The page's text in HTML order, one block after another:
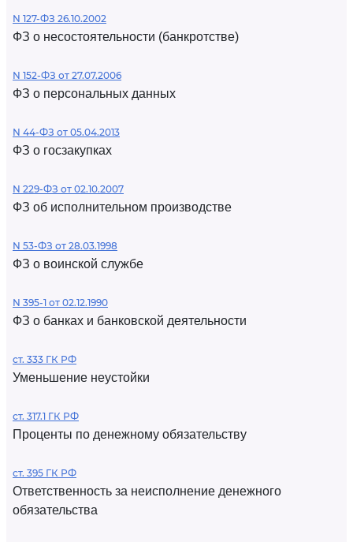
N 127-ФЗ 26.10.2002
ФЗ о несостоятельности (банкротстве)
N 152-ФЗ от 27.07.2006
ФЗ о персональных данных
N 44-ФЗ от 05.04.2013
ФЗ о госзакупках
N 229-ФЗ от 02.10.2007
ФЗ об исполнительном производстве
N 53-ФЗ от 28.03.1998
ФЗ о воинской службе
N 395-1 от 02.12.1990
ФЗ о банках и банковской деятельности
ст. 333 ГК РФ
Уменьшение неустойки
ст. 317.1 ГК РФ
Проценты по денежному обязательству
ст. 395 ГК РФ
Ответственность за неисполнение денежного
обязательства